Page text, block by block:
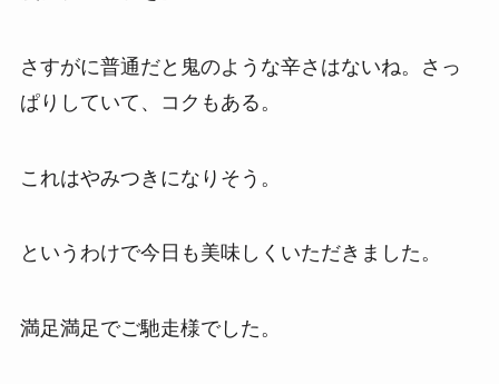
さすがに普通だと鬼のような辛さはないね。さっ
ぱりしていて、コクもある。
これはやみつきになりそう。
というわけで今日も美味しくいただきました。
満足満足でご馳走様でした。